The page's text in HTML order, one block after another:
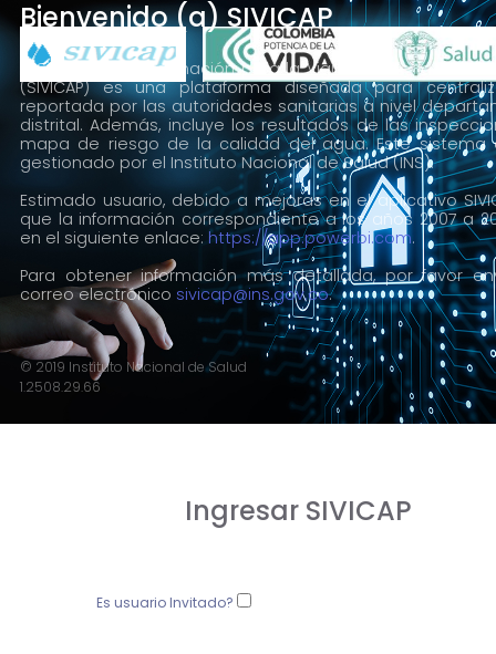
Bienvenido (a) SIVICAP
El Sistema de Información para la Vigilancia de la
(SIVICAP) es una plataforma diseñada para
reportada por las autoridades sanitarias a nivel
distrital. Además, incluye los resultados de las
mapa de riesgo de la calidad del agua. Este sistema
gestionado por el Instituto Nacional de Salud (INS).
Estimado usuario, debido a mejoras en el aplicativo
que la información correspondiente a los años 2007 a
en el siguiente enlace: https://app.powerbi.com.
Para obtener información más detallada, por favor
correo electrónico sivicap@ins.gov.co.
© 2019 Instituto Nacional de Salud
1.2508.29.66
Ingresar SIVICAP
Es usuario Invitado?